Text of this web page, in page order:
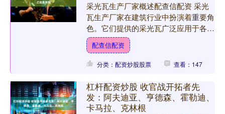
采光瓦生产厂家概述配查信配资 采光
瓦生产厂家在建筑行业中扮演着重要角
色。它们提供的采光瓦广泛应用于各类
建筑，满足不同场景的采光需求。像工
业厂房、仓储物流园区等建....
配查信配资
分类：配资炒股股票 查看：147
杠杆配资炒股 收官战开拓者先
发：阿夫迪亚、亨德森、霍勒迪、
卡马拉、克林根